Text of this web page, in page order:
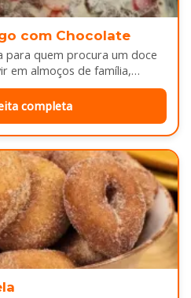
com Chocolate
para quem procura um doce
em almoços de família,
completa